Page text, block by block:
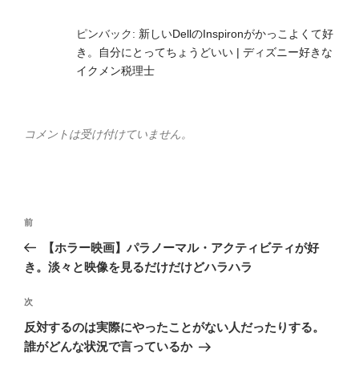
ピンバック: 新しいDellのInspironがかっこよくて好
き。自分にとってちょうどいい | ディズニー好きな
イクメン税理士
コメントは受け付けていません。
投
ナ
ゲ
ー
シ
前
の
投
前
【ホラー映画】パラノーマル・アクティビティが好
き。淡々と映像を見るだけだけどハラハラ
次
の
投
次
反対するのは実際にやったことがない人だったりする。
誰がどんな状況で言っているか